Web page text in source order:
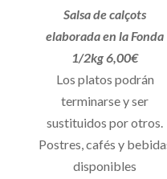
Salsa de calçots
elaborada en la Fonda
1/2kg 6,00€
Los platos podrán
terminarse y ser
sustituidos por otros.
Postres, cafés y
disponibles